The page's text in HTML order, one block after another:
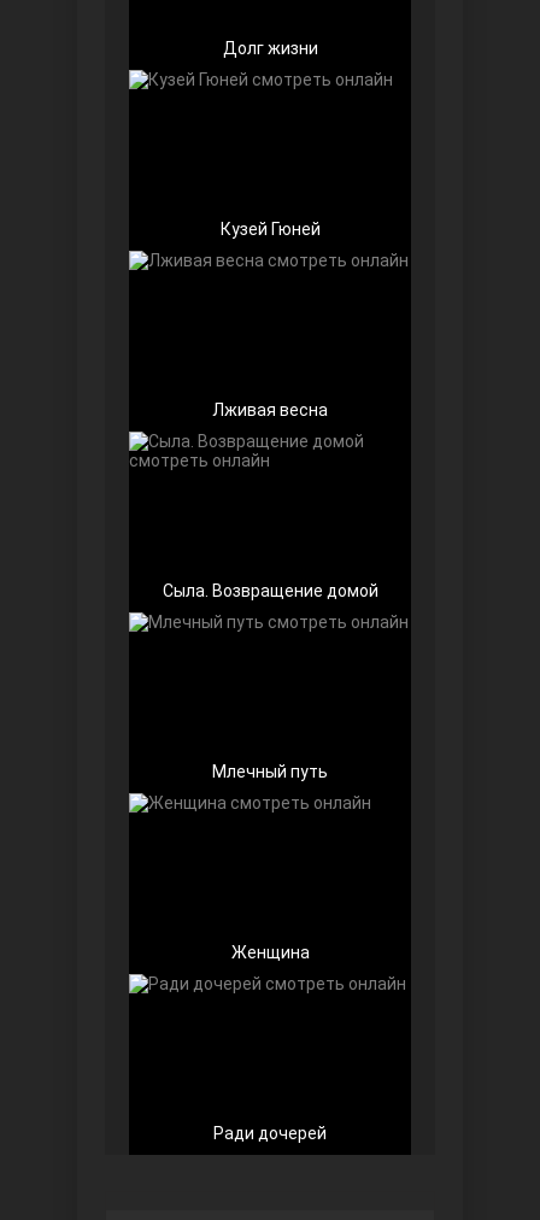
Беззащитные
Долг жизни
Кузей Гюней
Лживая весна
Сыла. Возвращение домой
Млечный путь
Женщина
Ради дочерей